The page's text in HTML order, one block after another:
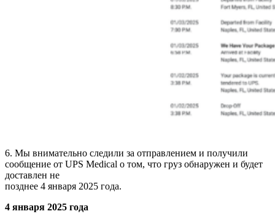
6. Мы внимательно следили за отправлением и получили
сообщение от UPS Medical о том, что груз обнаружен и будет
доставлен не
позднее 4 января 2025 года.
4 января 2025 года